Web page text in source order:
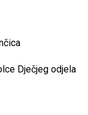
Dječjeg odjela